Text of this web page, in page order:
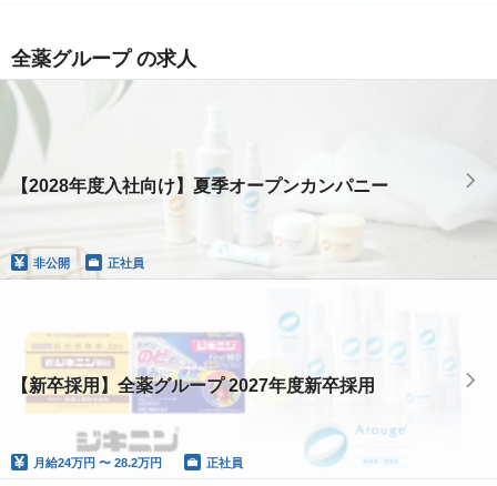
全薬グループ の求人
【2028年度入社向け】夏季オープンカンパニー
非公開 正社員
【新卒採用】全薬グループ 2027年度新卒採用
月給24万円 〜 28.2万円 正社員